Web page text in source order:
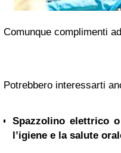
Comunque complimenti
Potrebbero interessarti
Spazzolino elettrico
l’igiene e la salute